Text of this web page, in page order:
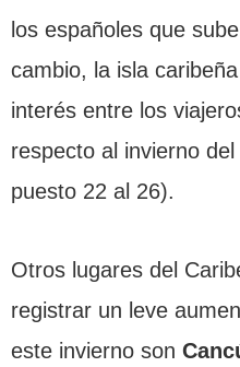
los españoles que
cambio, la isla
interés entre los
respecto al invierno
puesto 22 al 26).
Otros lugares del
registrar un leve
este invierno son